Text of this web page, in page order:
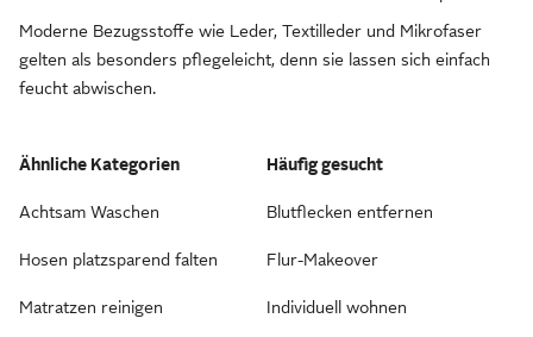
Moderne Bezugsstoffe wie Leder, Textilleder und Mikrofaser
gelten als besonders pflegeleicht, denn sie lassen sich einfach
feucht abwischen.
Ähnliche Kategorien
Achtsam Waschen
Hosen platzsparend falten
Matratzen reinigen
Häufig gesucht
Blutflecken entfernen
Flur-Makeover
Individuell wohnen